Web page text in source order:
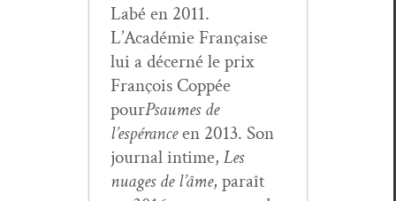
Labé en 2011.
L’Académie Française
lui a décerné le prix
François Cop­pée
pourPsaumes de
l’espéranceen 2013. Son
jour­nal intime, Les
nuages de l’âme, paraît